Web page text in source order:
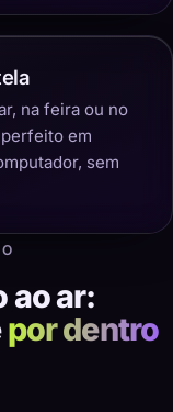
na feira ou no
em
sem
ao ar:
por dentro